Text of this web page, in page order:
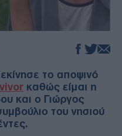
το αποψινό
καθώς είμαι η
και ο Γιώργος
του νησιού